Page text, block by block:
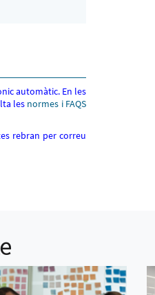
automàtic. En les
les normes i FAQS
rebran per correu